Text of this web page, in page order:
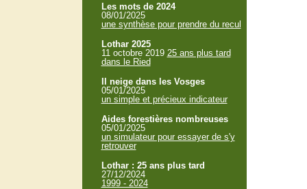
Les mots de 2024
08/01/2025
une synthèse pour prendre du recul
Lothar 2025
11 octobre 2019 25 ans plus tard
dans le Ried
Il neige dans les Vosges
05/01/2025
un simple et précieux indicateur
Aides forestières nombreuses
05/01/2025
un simulateur pour essayer de s'y
retrouver
Lothar : 25 ans plus tard
27/12/2024
1999 - 2024